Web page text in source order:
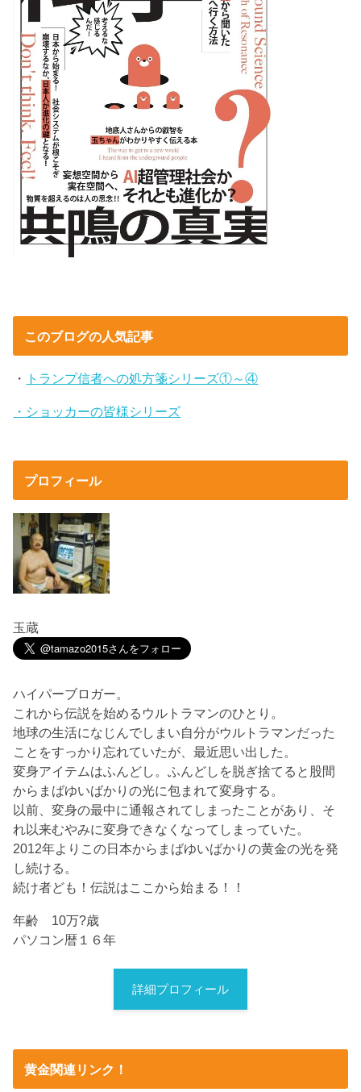
このブログの人気記事
・ トランプ信者への処方箋シリーズ①～④
・ショッカーの皆様シリーズ
プロフィール
玉蔵
ハイパーブロガー。
これから伝説を始めるウルトラマンのひとり。
地球の生活になじんでしまい自分がウルトラマンだった
ことをすっかり忘れていたが、最近思い出した。
変身アイテムはふんどし。ふんどしを脱ぎ捨てると股間
からまばゆいばかりの光に包まれて変身する。
以前、変身の最中に通報されてしまったことがあり、そ
れ以来むやみに変身できなくなってしまっていた。
2012年よりこの日本からまばゆいばかりの黄金の光を発
し続ける。
続け者ども！伝説はここから始まる！！
年齢 10万?歳
パソコン暦１６年
詳細プロフィール
黄金関連リンク！